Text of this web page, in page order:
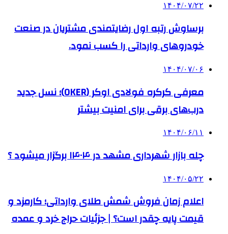
۱۴۰۴/۰۷/۲۲
برساوش رتبه اول رضایتمندی مشتریان در صنعت
خودروهای وارداتی را کسب نمود.
۱۴۰۴/۰۷/۰۶
معرفی کرکره فولادی اوکر (OKER)؛ نسل جدید
درب‌های برقی برای امنیت بیشتر
۱۴۰۴/۰۶/۱۱
چله بازار شهرداری مشهد در ۱۴۰۴ برگزار میشود ؟
۱۴۰۴/۰۵/۲۲
اعلام زمان فروش شمش طلای وارداتی؛ کارمزد و
قیمت پایه چقدر است؟ | جزئیات حراج خرد و عمده